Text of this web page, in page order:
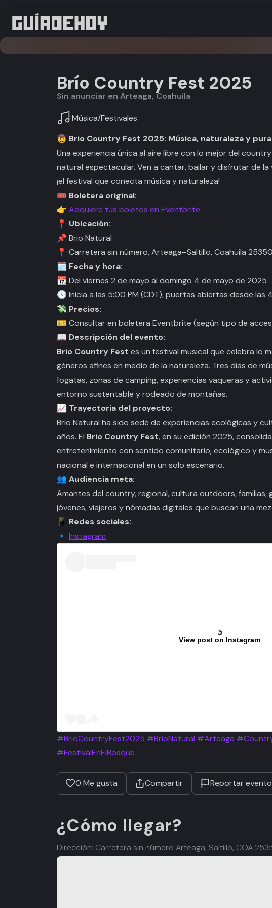
Brío Country Fest 2025
Sin anunciar en Arteaga, Coahuila
Música/Festivales
🤠 Brio Country Fest 2025: Música, naturaleza y
Una experiencia única al aire libre con lo mejor del
natural espectacular. Ven a cantar, bailar y disfrutar de la
¡el festival que conecta música y naturaleza!
🎟️ Boletera original:
👉 Adquiere tus boletos en Eventbrite
📍 Ubicación:
📌 Brio Natural
📍 Carretera sin número, Arteaga–Saltillo, Coahuila 25350
🗓️ Fecha y hora:
📆 Del viernes 2 de mayo al domingo 4 de mayo de 2025
🕔 Inicia a las 5:00 PM (CDT), puertas abiertas desde las
💸 Precios:
🎫 Consultar en boletera Eventbrite (según tipo de
📖 Descripción del evento:
Brio Country Fest es un festival musical que celebra lo
géneros afines en medio de la naturaleza. Tres días de
fogatas, zonas de camping, experiencias vaqueras y
entorno sustentable y rodeado de montañas.
📈 Trayectoria del proyecto:
Brio Natural ha sido sede de experiencias ecológicas y
años. El Brio Country Fest, en su edición 2025,
entretenimiento con sentido comunitario, ecológico y
nacional e internacional en un solo escenario.
👥 Audiencia meta:
Amantes del country, regional, cultura outdoors, familias,
jóvenes, viajeros y nómadas digitales que buscan una
📱 Redes sociales:
🔹 Instagram
View post on Instagram
#BrioCountryFest2025 #BrioNatural #Arteaga
#FestivalEnElBosque
0 Me gusta Compartir Reportar evento
¿Cómo llegar?
Dirección: Carretera sin número Arteaga, Saltillo, COA